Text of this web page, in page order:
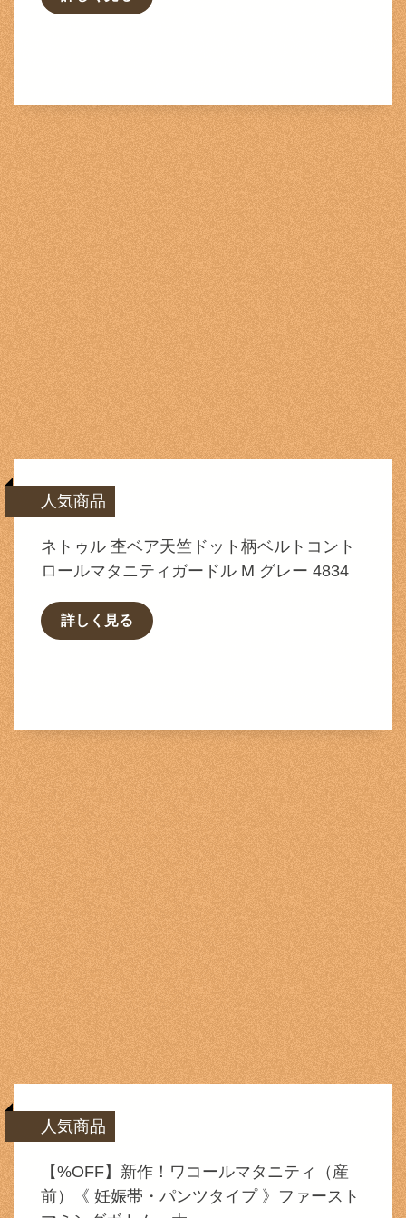
人気商品
ネトゥル 杢ベア天竺ドット柄ベルトコント
ロールマタニティガードル M グレー 4834
詳しく見る
人気商品
【%OFF】新作！ワコールマタニティ（産
前）《 妊娠帯・パンツタイプ 》ファースト